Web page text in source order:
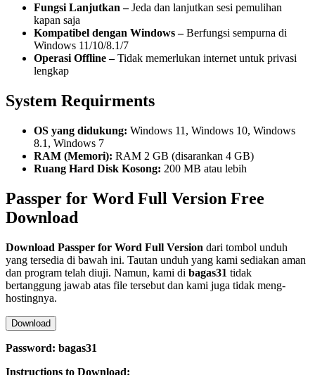
Fungsi Lanjutkan –Jeda dan lanjutkan sesi pemulihan
kapan saja
Kompatibel dengan Windows –Berfungsi sempurna di
Windows 11/10/8.1/7
Operasi Offline –Tidak memerlukan internet untuk privasi
lengkap
System Requirments
OS yang didukung: Windows 11, Windows 10, Windows
8.1, Windows 7
RAM (Memori): RAM 2 GB (disarankan 4 GB)
Ruang Hard Disk Kosong: 200 MB atau lebih
Passper for Word Full Version Free
Download
Download Passper for Word Full Version dari tombol unduh
yang tersedia di bawah ini. Tautan unduh yang kami sediakan aman
dan program telah diuji. Namun, kami di bagas31 tidak
bertanggung jawab atas file tersebut dan kami juga tidak meng-
hostingnya.
Download
Password: bagas31
Instructions to Download: